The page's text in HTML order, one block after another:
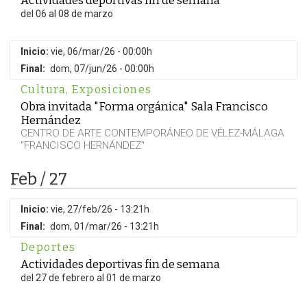
del 06 al 08 de marzo
Inicio: vie, 06/mar/26 - 00:00h
Final: dom, 07/jun/26 - 00:00h
Cultura, Exposiciones
Obra invitada "Forma orgánica" Sala Francisco
Hernández
CENTRO DE ARTE CONTEMPORÁNEO DE VÉLEZ-MÁLAGA
"FRANCISCO HERNÁNDEZ"
Feb / 27
Inicio: vie, 27/feb/26 - 13:21h
Final: dom, 01/mar/26 - 13:21h
Deportes
Actividades deportivas fin de semana
del 27 de febrero al 01 de marzo